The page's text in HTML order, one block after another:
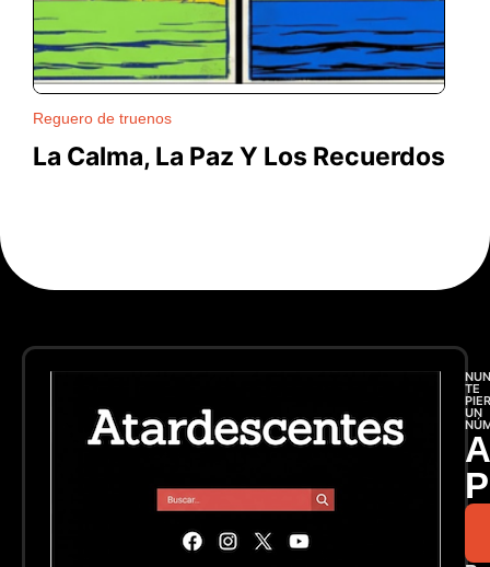
Reguero de truenos
La Calma, La Paz Y Los Recuerdos
TE
UN